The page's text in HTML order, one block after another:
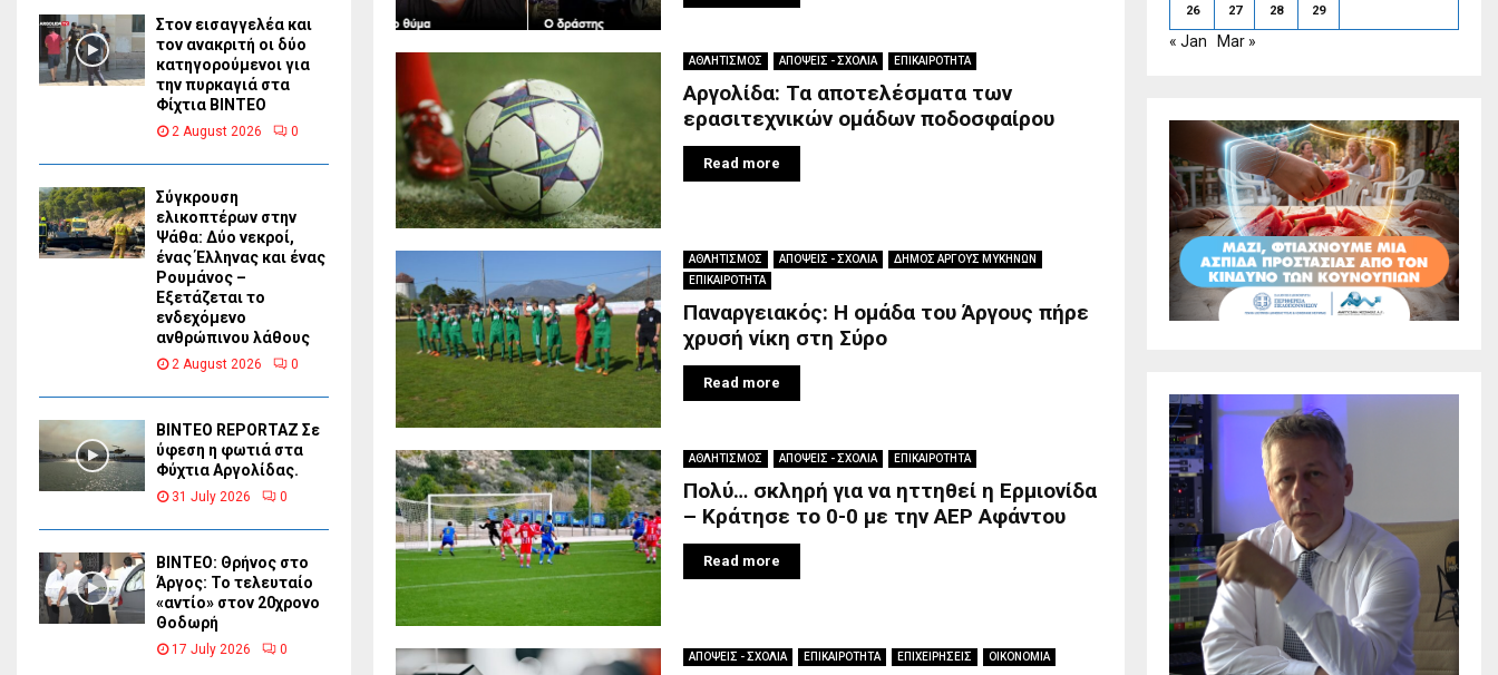
ΑΘΛΗΤΙΣΜΟΣ ΑΠΟΨΕΙΣ - ΣΧΟΛΙΑ ΕΠΙΚΑΙΡΟΤΗΤΑ
Αργολίδα: Τα αποτελέσματα των
ερασιτεχνικών ομάδων ποδοσφαίρου
Read more
ΑΘΛΗΤΙΣΜΟΣ ΑΠΟΨΕΙΣ - ΣΧΟΛΙΑ
ΔΗΜΟΣ ΑΡΓΟΥΣ ΜΥΚΗΝΩΝ
ΕΠΙΚΑΙΡΟΤΗΤΑ
Παναργειακός: Η ομάδα του Άργους πήρε
χρυσή νίκη στη Σύρο
Read more
ΑΘΛΗΤΙΣΜΟΣ ΑΠΟΨΕΙΣ - ΣΧΟΛΙΑ ΕΠΙΚΑΙΡΟΤΗΤΑ
Πολύ… σκληρή για να ηττηθεί η Ερμιονίδα
– Κράτησε το 0-0 με την ΑΕΡ Αφάντου
Read more
ΑΠΟΨΕΙΣ - ΣΧΟΛΙΑ ΕΠΙΚΑΙΡΟΤΗΤΑ ΕΠΙΧΕΙΡΗΣΕΙΣ ΟΙΚΟΝΟΜΙΑ
Στον εισαγγελέα και
τον ανακριτή οι δύο
κατηγορούμενοι για
την πυρκαγιά στα
Φίχτια ΒΙΝΤΕΟ
2 August 2026 0
Σύγκρουση
ελικοπτέρων στην
Ψάθα: Δύο νεκροί,
ένας Έλληνας και ένας
Ρουμάνος –
Εξετάζεται το
ενδεχόμενο
ανθρώπινου λάθους
2 August 2026 0
BINTEO REPORTAZ Σε
ύφεση η φωτιά στα
Φύχτια Αργολίδας.
31 July 2026 0
ΒΙΝΤΕΟ: Θρήνος στο
Άργος: Το τελευταίο
«αντίο» στον 20χρονο
Θοδωρή
17 July 2026 0
26 27 28 29
« Jan Mar »